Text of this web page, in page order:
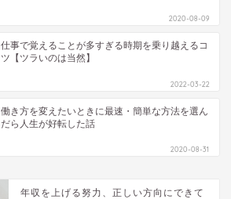
2020-08-09
仕事で覚えることが多すぎる時期を乗り越えるコ
ツ【ツラいのは当然】
2022-03-22
働き方を変えたいときに最速・簡単な方法を選ん
だら人生が好転した話
2020-08-31
年収を上げる努力、正しい方向にできて